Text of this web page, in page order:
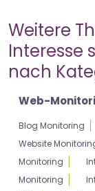
Weitere
Interesse
nach
Web-
Blog Monitoring
Website
Monitoring
Monitoring